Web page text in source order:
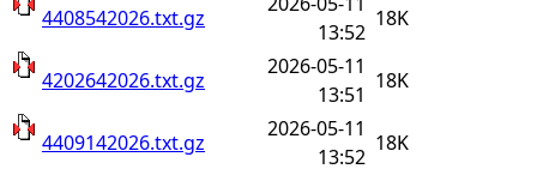
4408542026.txt.gz
13:52
18K
4202642026.txt.gz
2026-05-11
13:51
18K
4409142026.txt.gz
2026-05-11
13:52
18K